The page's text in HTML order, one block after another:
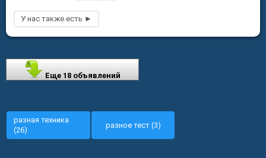
Еще 18 объявлений
разная техника
(26)
разное тест (3)